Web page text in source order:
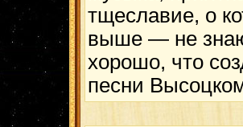
тщеславие, о
выше — не
хорошо, что
песни